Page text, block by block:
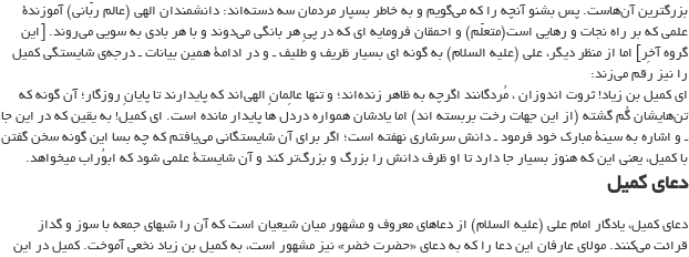
بزرگترین آن‌هاست. پس بشنو آنچه را که می‌گویم و به خاطر بسپار مردمان سه دسته‌اند: دانشمندان الهی (عالم ربّانی) آموزندۀ
علمی که بر راه نجات و رهایی است(متعلّم) و احمقان فرومایه ای که در پیِ هر بانگی می‌دوند و با هر بادی به سویی می‌روند. [این
گروه آخِر] اما از منظر دیگر، علی (علیه السلام) به گونه ای بسیار ظریف و طلیف ـ و در ادامۀ همین بیانات ـ درجه‌ی شایستگی کمیل
را نیز رقم می‌زند:
ای کمیل بن زیاد! ثروت اندوزان ، مُردگانند اگرچه به ظاهر زنده‌اند؛ و تنها عالِمانِ الهی‌اند که پایدارند تا پایانِ روزگار؛ آن گونه که
تن‌هایشان گُم گشته (از این جهات رخت بربسته اند) اما یادشان همواره دردل ها پایدار مانده است. ای کمیل! به یقین که در این جا
ـ و اشاره به سینۀ مبارک خود فرمود ـ دانش سرشاری نهفته است؛ اگر برای آن شایستگانی می‌یافتم که چه بسا این گونه سخن گفتن
با کمیل، یعنی این که هنوز بسیار جا دارد تا او ظرف دانش را بزرگ و بزرگ‌تر کند و آن شایستۀ علمی شود که ابوُراب می‎خواهد.
دعای کمیل
دعای کمیل، یادگار امام علی (علیه السلام) از دعاهای معروف و مشهور میان شیعیان است که آن را شبهای جمعه با سوز و گداز
قرائت می‌کنند. مولای عارفان این دعا را که به دعای «حضرت خضر» نیز مشهور است، به کمیل بن زیاد نخعی آموخت. کمیل در این